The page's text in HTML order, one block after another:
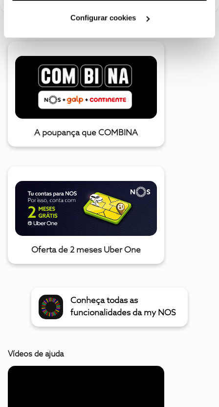
Configurar cookies
A poupança que COMBINA
Oferta de 2 meses Uber One
Conheça todas as
funcionalidades da my NOS
Vídeos de ajuda